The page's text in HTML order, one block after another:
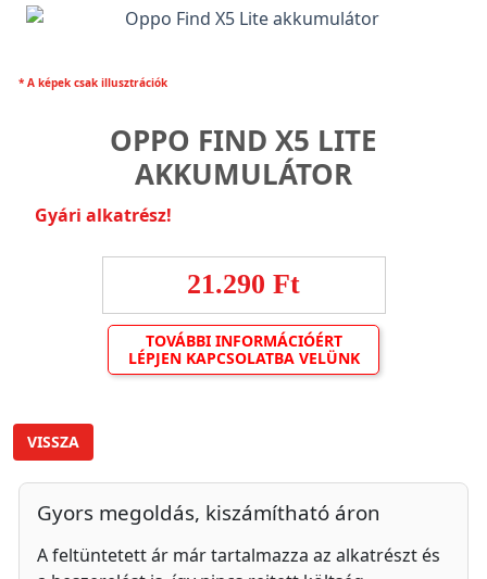
* A képek csak illusztrációk
OPPO FIND X5 LITE
AKKUMULÁTOR
Gyári alkatrész!
21.290 Ft
TOVÁBBI INFORMÁCIÓÉRT
LÉPJEN KAPCSOLATBA VELÜNK
VISSZA
Gyors megoldás, kiszámítható áron
A feltüntetett ár már tartalmazza az alkatrészt és